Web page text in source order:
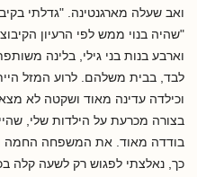
ואב שעלה מארגנטינה. "גדלתי
"שהיה בנוי ממש לפי הרעיון
וארבע בנות בני גילי, בלינה
לבד, בבית משלהם. לרוע המזל
וכילדה עדינה מאוד ושקטה לא
בצורה מכרעת על הילדות שלי,
בודדה מאוד. את המשפחה החמה
כך, נאלצתי לפגוש רק לשעה קלה